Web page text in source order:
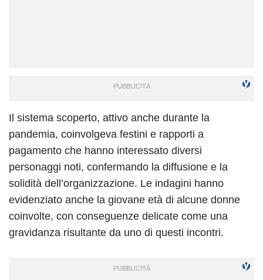
Il sistema scoperto, attivo anche durante la
pandemia, coinvolgeva festini e rapporti a
pagamento che hanno interessato diversi
personaggi noti, confermando la diffusione e la
solidità dell’organizzazione. Le indagini hanno
evidenziato anche la giovane età di alcune donne
coinvolte, con conseguenze delicate come una
gravidanza risultante da uno di questi incontri.